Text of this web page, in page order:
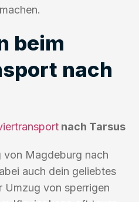
beim
nach
nach Tarsus
von Magdeburg nach
auch dein geliebtes
Umzug von sperrigen